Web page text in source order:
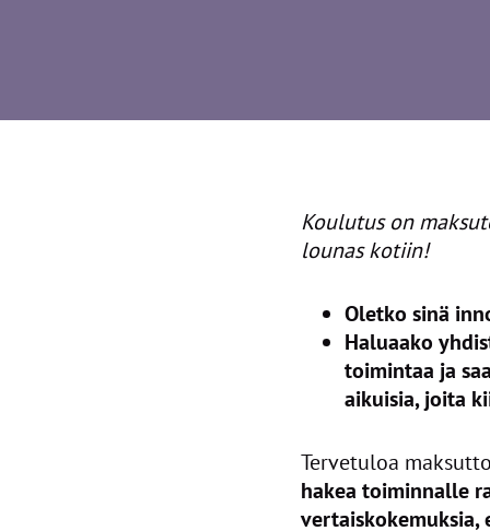
Koulutus on
lounas kotiin!
Oletko sinä
Haluaako
toimintaa ja
aikuisia, joita
Tervetuloa
hakea toiminnalle
vertaiskokemuksia,